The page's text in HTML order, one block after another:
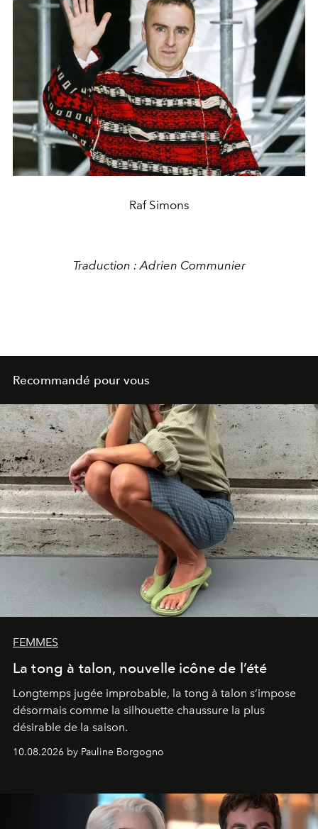
Raf Simons
Traduction : Adrien Communier
Recommandé pour vous
FEMMES
La tong à talon, nouvelle icône de l’été
Longtemps jugée improbable, la tong à talon s’impose
désormais comme la silhouette chaussure la plus
désirable de la saison.
10.08.2026 by Pauline Borgogno